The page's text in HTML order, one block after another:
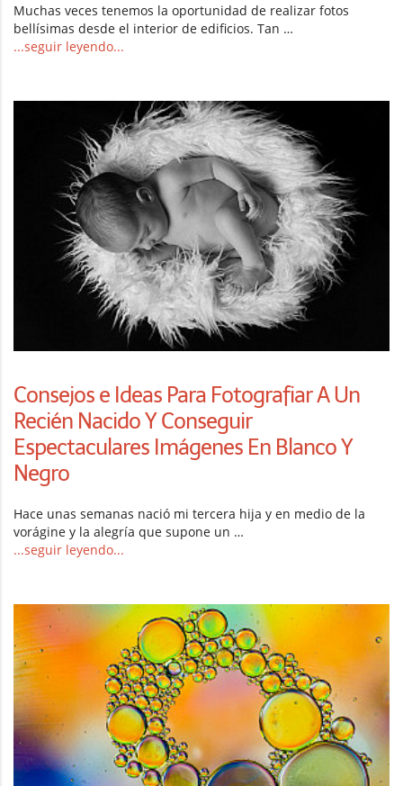
Muchas veces tenemos la oportunidad de realizar fotos
bellísimas desde el interior de edificios. Tan …
...seguir leyendo...
Consejos e Ideas Para Fotografiar A Un
Recién Nacido Y Conseguir
Espectaculares Imágenes En Blanco Y
Negro
Hace unas semanas nació mi tercera hija y en medio de la
vorágine y la alegría que supone un …
...seguir leyendo...